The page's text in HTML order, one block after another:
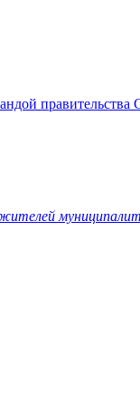
правительства
жителей